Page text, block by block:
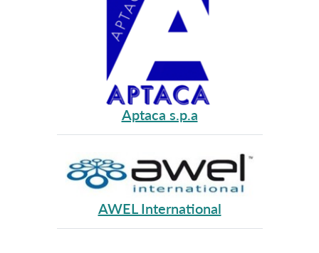
Aptaca s.p.a
AWEL International